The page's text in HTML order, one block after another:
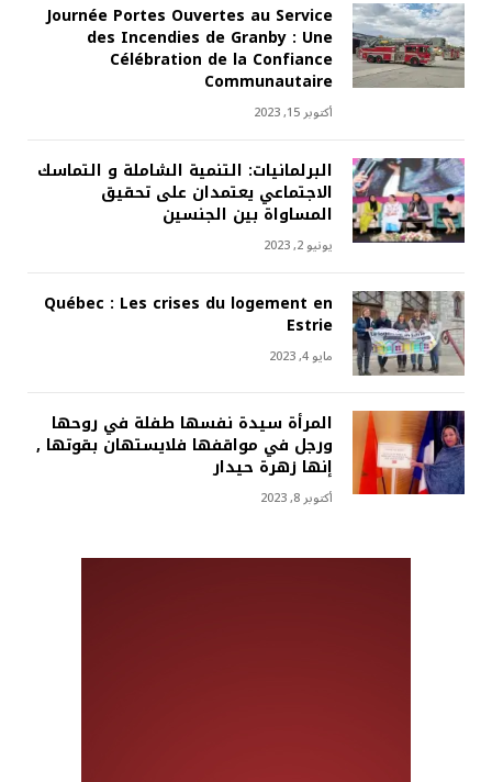
Journée Portes Ouvertes au Service
des Incendies de Granby : Une
Célébration de la Confiance
Communautaire
أكتوبر 15, 2023
البرلمانيات: التنمية الشاملة و التماسك
الاجتماعي يعتمدان على تحقيق
المساواة بين الجنسين
يونيو 2, 2023
Québec : Les crises du logement en
Estrie
مايو 4, 2023
المرأة سيدة نفسها طفلة في روحها
ورجل في مواقفها فلايستهان بقوتها ,
إنها زهرة حيدار
أكتوبر 8, 2023